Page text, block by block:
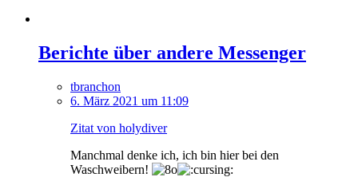
Berichte über andere Messenger
tbranchon
6. März 2021 um 11:09
Zitat von holydiver
Manchmal denke ich, ich bin hier bei den
Waschweibern!